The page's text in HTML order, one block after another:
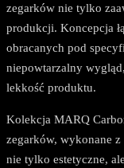
zegarków nie tylko
produkcji. Koncepcja
obracanych pod
niepowtarzalny
lekkość produktu.
Kolekcja MARQ
zegarków, wykonane
nie tylko estetyczne,